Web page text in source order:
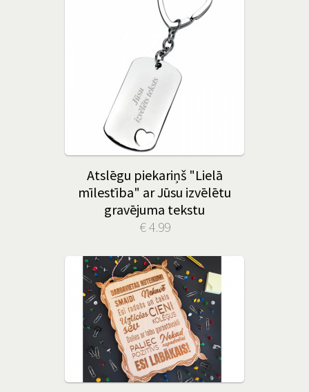
Atslēgu piekariņš "Lielā
mīlestība" ar Jūsu izvēlētu
gravējuma tekstu
€ 4.99